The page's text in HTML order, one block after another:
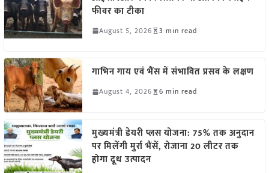
फीवर का टीका
August 5, 2026 3 min read
गाभिन गाय एवं भैंस में संभावित प्रसव के लक्षण
August 4, 2026 6 min read
मुख्यमंत्री डेयरी प्लस योजना: 75% तक अनुदान
पर मिलेंगी मुर्रा भैंसें, रोजाना 20 लीटर तक
होगा दूध उत्पादन